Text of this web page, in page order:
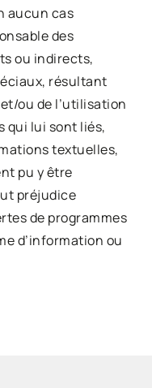
aucun cas
des
ou indirects,
résultant
ou de l’utilisation
qui lui sont liés,
textuelles,
pu y être
préjudice
de programmes
d’information ou